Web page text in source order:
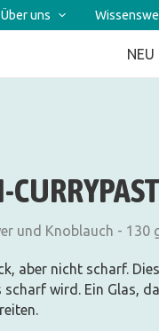
Über uns
NEU
und Knoblauch - 130
aber nicht scharf.
wird. Ein Glas,